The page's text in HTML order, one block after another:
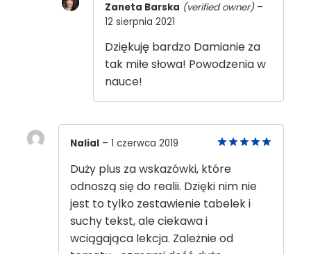
Zaneta Barska (verified owner)–
12 sierpnia 2021
Dziękuję bardzo Damianie za
tak miłe słowa! Powodzenia w
nauce!
Nalial – 1 czerwca 2019
Duży plus za wskazówki, które
odnoszą się do realii. Dzięki nim nie
jest to tylko zestawienie tabelek i
suchy tekst, ale ciekawa i
wciągająca lekcja. Zależnie od